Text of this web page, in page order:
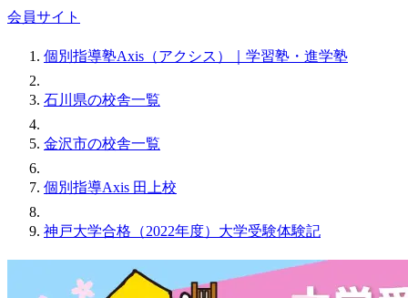
会員サイト
個別指導塾Axis（アクシス）｜学習塾・進学塾
石川県の校舎一覧
金沢市の校舎一覧
個別指導Axis 田上校
神戸大学合格（2022年度）大学受験体験記